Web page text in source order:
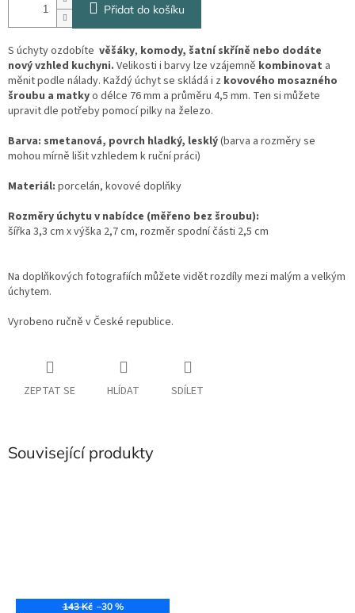
Přidat do košíku
S úchyty ozdobíte věšáky, komody, šatní skříně nebo dodáte
nový vzhled kuchyni. Velikosti i barvy lze vzájemně kombinovat a
měnit podle nálady. Každý úchyt se skládá i z kovového mosazného
šroubu a matkyo délce 76 mm a průměru 4,5 mm. Ten si můžete
upravit dle potřeby pomocí pilky na železo.
Barva: smetanová, povrch hladký, lesklý(barva a rozměry se
mohou mírně lišit vzhledem k ruční práci)
Materiál: porcelán, kovové doplňky
Rozměry úchytu v nabídce (měřeno bez šroubu):
šířka 3,3 cm x výška 2,7 cm, rozměr spodní části 2,5 cm
Na doplňkových fotografiích můžete vidět rozdíly mezi malým a velkým
úchytem.
Vyrobeno ručně v České republice.
ZEPTAT SE HLÍDAT SDÍLET
Související produkty
143 Kč –30 %